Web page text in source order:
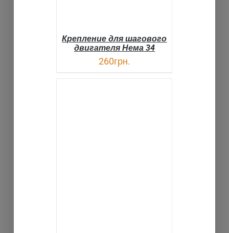
Крепление для шагового
двигателя Нема 34
260грн.